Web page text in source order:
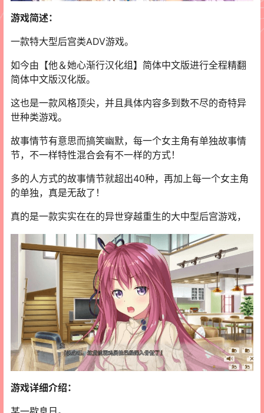
游戏简述：
一款特大型后宫类ADV游戏。
如今由【他＆她心渐行汉化组】简体中文版进行全程精翻
简体中文版汉化版。
这也是一款风格顶尖，并且具体内容多到数不尽的奇特异
世种类游戏。
故事情节有意思而搞笑幽默，每一个女主角有单独故事情
节，不一样特性混合会有不一样的方式！
多的人方式的故事情节就超出40种，再加上每一个女主角
的单独，真是无敌了！
真的是一款实实在在的异世穿越重生的大中型后宫游戏，
游戏详细介绍：